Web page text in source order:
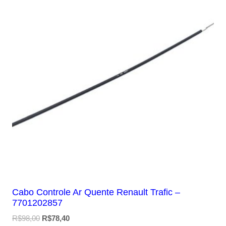
Cabo Controle Ar Quente Renault Trafic –
7701202857
R$98,00 O
R$78,40O